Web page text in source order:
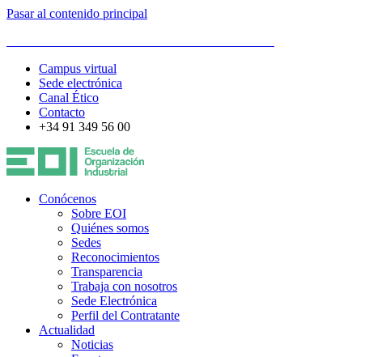
Pasar al contenido principal
Campus virtual
Sede electrónica
Canal Ético
Contacto
+34 91 349 56 00
Conócenos
Sobre EOI
Quiénes somos
Sedes
Reconocimientos
Transparencia
Trabaja con nosotros
Sede Electrónica
Perfil del Contratante
Actualidad
Noticias